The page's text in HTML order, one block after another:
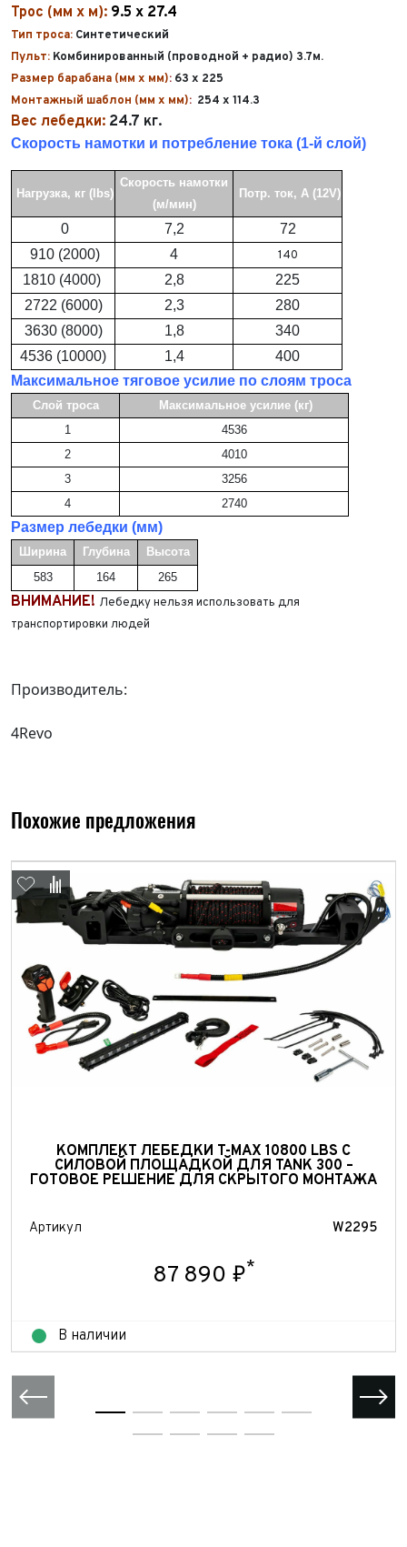
Трос (мм x м): 9.5 х 27.4
Тип троса: Синтетический
Пульт: Комбинированный (проводной + радио) 3.7м.
Размер барабана (мм x мм): 63 x 225
Монтажный шаблон (мм x мм): 254 x 114.3
Вес лебедки: 24.7 кг.
Скорость намотки и потребление тока (1-й слой)
Нагрузка, кг (lbs)
Скорость намотки
(м/мин)
Потр. ток, А (12V)
0 7,2
72
910 (2000)
4 140
1810 (4000) 2,8
225
2722 (6000)
2,3
280
3630 (8000)
1,8
340
4536 (10000)
1,4
400
Максимальное тяговое усилие по слоям троса
Слой троса
Максимальное усилие (кг)
1
4536
2
4010
3
3256
4
2740
Размер лебедки (мм)
Ширина Глубина
Высота
583
164 265
ВНИМАНИЕ! Лебедку нельзя использовать для
транспортировки людей
Производитель:
4Revo
Похожие предложения
КОМПЛЕКТ ЛЕБЕДКИ T-MAX 10800 LBS С
СИЛОВОЙ ПЛОЩАДКОЙ ДЛЯ TANK 300 –
ГОТОВОЕ РЕШЕНИЕ ДЛЯ СКРЫТОГО МОНТАЖА
Артикул W2295
87 890 ₽*
В наличии
Обратная связь
Телефон*
Тема сообщения
Ваш город
Для Вашего удобства мы перезвоним Вам в рабочее
время, если будем знать Ваш часовой пояс.
Принимаю условия
персональных данных
Отправить
Выкуп авто
ФИО*
Телефон*
E-mail*
Ваш город*
Марка и Модель*
Год выпуска*
Пробег*
Количество владельцев
Принимаю условиясоглашения
персональных данных
Заявка на оценку
ФИО*
Телефон*
Марка и Модель
Год выпуска
Пробег
Количество владельцев
Принимаю условия соглашения
персональных данных
Отправить
Ваше сообщение отправлено!